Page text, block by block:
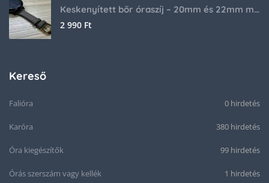
Keskenyített bőr óraszíj – 20mm és 22mm méretben
2 990 Ft
Kereső
Falióra 0 hirdetés
Karóra 380 hirdetés
Óra kiegészítők 99 hirdetés
Órás szerszám vagy kellék 1 hirdetés